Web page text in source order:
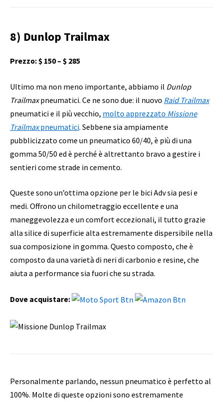
8) Dunlop Trailmax
Prezzo: $ 150 – $ 285
Ultimo ma non meno importante, abbiamo il Dunlop
Trailmaxpneumatici. Ce ne sono due: il nuovo Raid Trailmax
pneumatici e il più vecchio, molto apprezzato Missione
Trailmaxpneumatici. Sebbene sia ampiamente
pubblicizzato come un pneumatico 60/40, è più di una
gomma 50/50 ed è perché è altrettanto bravo a gestire i
sentieri come strade in cemento.
Queste sono un’ottima opzione per le bici Adv sia pesi e
medi. Offrono un chilometraggio eccellente e una
maneggevolezza e un comfort eccezionali, il tutto grazie
alla silice di superficie alta estremamente dispersibile nella
sua composizione in gomma. Questo composto, che è
composto da una varietà di neri di carbonio e resine, che
aiuta a performance sia fuori che su strada.
Dove acquistare:
Personalmente parlando, nessun pneumatico è perfetto al
100%. Molte di queste opzioni sono estremamente